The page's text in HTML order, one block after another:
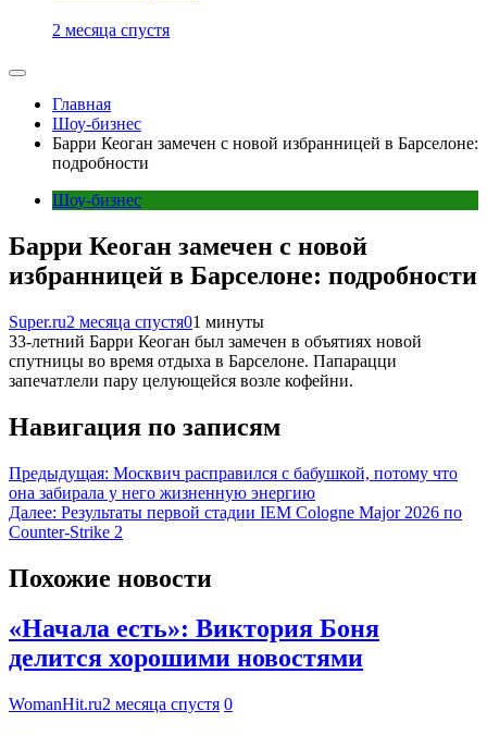
2 месяца спустя
Главная
Шоу-бизнес
Барри Кеоган замечен с новой избранницей в Барселоне:
подробности
Шоу-бизнес
Барри Кеоган замечен с новой
избранницей в Барселоне: подробности
Super.ru2 месяца спустя01 минуты
33‑летний Барри Кеоган был замечен в объятиях новой
спутницы во время отдыха в Барселоне. Папарацци
запечатлели пару целующейся возле кофейни.
Навигация по записям
Предыдущая: Москвич расправился с бабушкой, потому что
она забирала у него жизненную энергию
Далее: Результаты первой стадии IEM Cologne Major 2026 по
Counter-Strike 2
Похожие новости
«Начала есть»: Виктория Боня
делится хорошими новостями
WomanHit.ru2 месяца спустя 0